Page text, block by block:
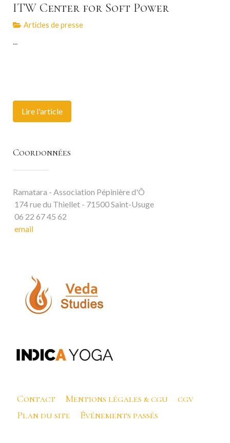
ITW Center for Soft Power
Articles de presse
...
Lire l'article
Coordonnées
Ramatara - Association Pépinière d'Ô
174 rue du Thiellet - 71500 Saint-Usuge
06 22 67 45 62
email
Contact Mentions légales & cgu
cgv
Plan du site
Événements passés